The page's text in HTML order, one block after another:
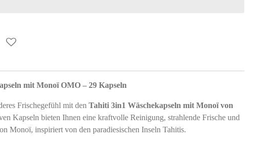
mit Monoï OMO – 29 Kapseln
Frischegefühl mit den Tahiti 3in1 Wäschekapseln mit Monoï von
Kapseln bieten Ihnen eine kraftvolle Reinigung, strahlende Frische und
Monoï, inspiriert von den paradiesischen Inseln Tahitis.